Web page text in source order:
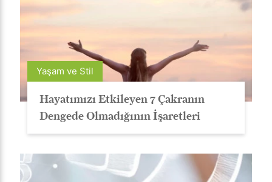
Yaşam ve Stil
Hayatımızı Etkileyen 7 Çakranın
Dengede Olmadığının İşaretleri